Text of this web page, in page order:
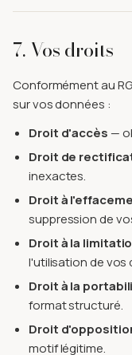
7. Vos droits
Conformément au
sur vos données :
Droit d'accès —
Droit de
inexactes.
Droit à
suppression de
Droit à la
l'utilisation de vos
Droit à la
format structuré.
Droit
motif légitime.